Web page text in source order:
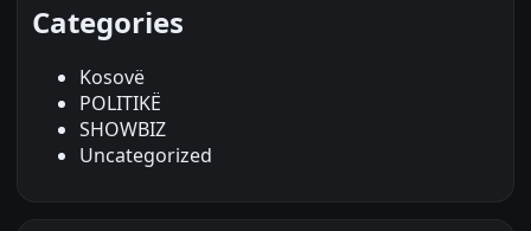
Categories
Kosovë
POLITIKË
SHOWBIZ
Uncategorized